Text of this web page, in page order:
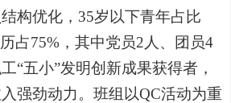
构优化，35岁以下青年占比
占75%，其中党员2人、团员4
“五小”发明创新成果获得者，
强劲动力。班组以QC活动为重